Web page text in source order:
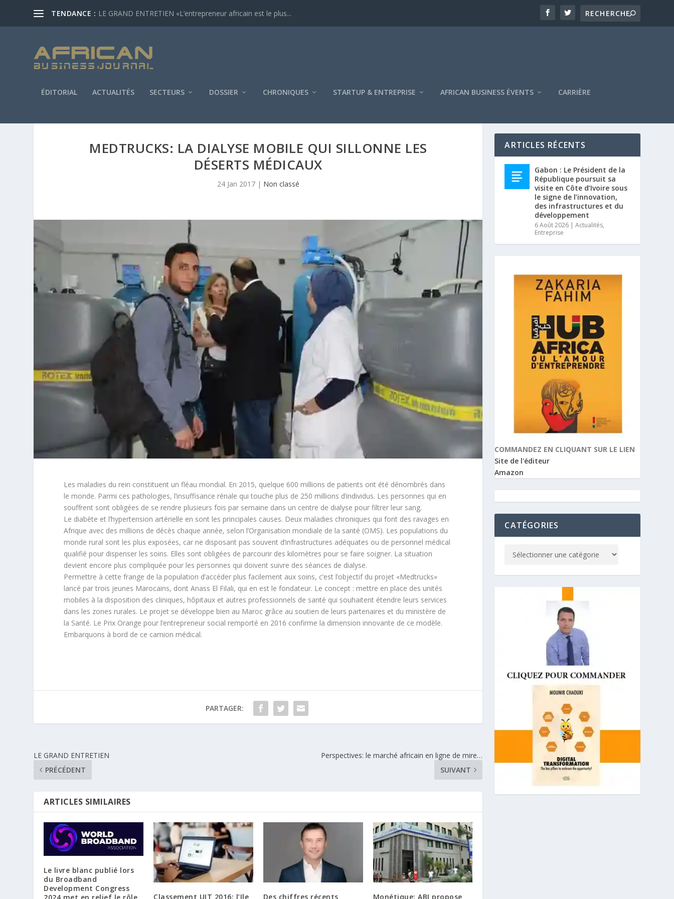
TENDANCE : LE GRAND ENTRETIEN «L’entrepreneur africain est le plus...
ÉDITORIAL ACTUALITÉS SECTEURS DOSSIER CHRONIQUES STARTUP & ENTREPRISE AFRICAN BUSINESS ÉVENTS CARRIÈRE
MEDTRUCKS: LA DIALYSE MOBILE QUI SILLONNE LES
DÉSERTS MÉDICAUX
24 Jan 2017| Non classé
Les maladies du rein constituent un fléau mondial. En 2015, quelque 600 millions de patients ont été dénombrés dans
le monde. Parmi ces pathologies, l’insuffisance rénale qui touche plus de 250 millions d’individus. Les personnes qui en
souffrent sont obligées de se rendre plusieurs fois par semaine dans un centre de dialyse pour filtrer leur sang.
Le diabète et l’hypertension artérielle en sont les principales causes. Deux maladies chroniques qui font des ravages en
Afrique avec des millions de décès chaque année, selon l’Organisation mondiale de la santé (OMS). Les populations du
monde rural sont les plus exposées, car ne disposant pas souvent d’infrastructures adéquates ou de personnel médical
qualifié pour dispenser les soins. Elles sont obligées de parcourir des kilomètres pour se faire soigner. La situation
devient encore plus compliquée pour les personnes qui doivent suivre des séances de dialyse.
Permettre à cette frange de la population d’accéder plus facilement aux soins, c’est l’objectif du projet «Medtrucks»
lancé par trois jeunes Marocains, dont Anass El Filali, qui en est le fondateur. Le concept : mettre en place des unités
mobiles à la disposition des cliniques, hôpitaux et autres professionnels de santé qui souhaitent étendre leurs services
dans les zones rurales. Le projet se développe bien au Maroc grâce au soutien de leurs partenaires et du ministère de
la Santé. Le Prix Orange pour l’entrepreneur social remporté en 2016 confirme la dimension innovante de ce modèle.
Embarquons à bord de ce camion médical.
PARTAGER:
LE GRAND ENTRETIEN
PRÉCÉDENT
Perspectives: le marché africain en ligne de mire…
SUIVANT
ARTICLES SIMILAIRES
Le livre blanc publié lors
du Broadband
Development Congress
Classement UIT 2016: l’Ile Des chiffres récents Monétique: ABI propose
ARTICLES RÉCENTS
Gabon : Le Président de la
République poursuit sa
visite en Côte d’Ivoire sous
le signe de l’innovation,
des infrastructures et du
développement
6 Août 2026 |Actualités,
Entreprise
COMMANDEZ EN CLIQUANT SUR LE LIEN
Site de l'éditeur
Amazon
CATÉGORIES